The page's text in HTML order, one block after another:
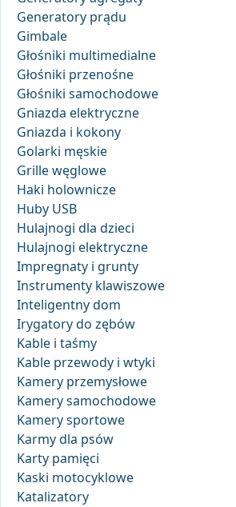
Generatory prądu
Gimbale
Głośniki multimedialne
Głośniki przenośne
Głośniki samochodowe
Gniazda elektryczne
Gniazda i kokony
Golarki męskie
Grille węglowe
Haki holownicze
Huby USB
Hulajnogi dla dzieci
Hulajnogi elektryczne
Impregnaty i grunty
Instrumenty klawiszowe
Inteligentny dom
Irygatory do zębów
Kable i taśmy
Kable przewody i wtyki
Kamery przemysłowe
Kamery samochodowe
Kamery sportowe
Karmy dla psów
Karty pamięci
Kaski motocyklowe
Katalizatory